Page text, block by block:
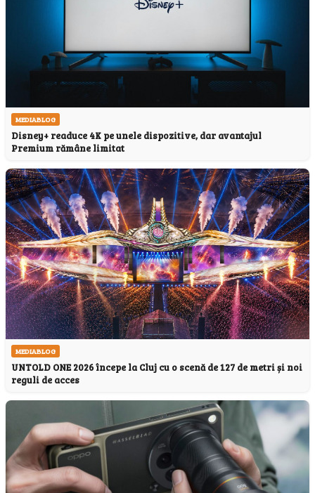
MEDIABLOG
Disney+ readuce 4K pe unele dispozitive, dar avantajul
Premium rămâne limitat
MEDIABLOG
UNTOLD ONE 2026 începe la Cluj cu o scenă de 127 de metri și noi
reguli de acces